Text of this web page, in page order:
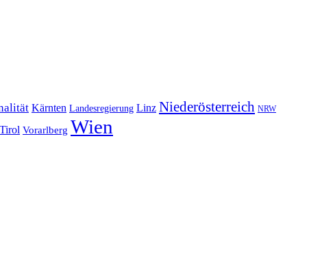
Kärnten Landesregierung Linz Niederösterreich NRW
Tirol Vorarlberg Wien